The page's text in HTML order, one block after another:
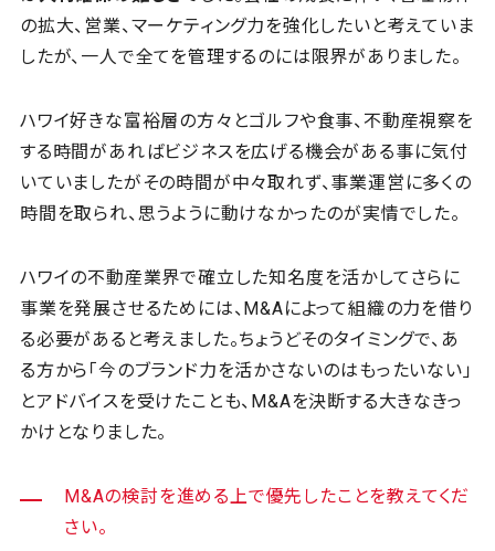
の拡大、営業、マーケティング力を強化したいと考えていま
したが、一人で全てを管理するのには限界がありました。
ハワイ好きな富裕層の方々とゴルフや食事、不動産視察を
する時間があればビジネスを広げる機会がある事に気付
いていましたがその時間が中々取れず、事業運営に多くの
時間を取られ、思うように動けなかったのが実情でした。
ハワイの不動産業界で確立した知名度を活かしてさらに
事業を発展させるためには、M&Aによって組織の力を借り
る必要があると考えました。ちょうどそのタイミングで、あ
る方から「今のブランド力を活かさないのはもったいない」
とアドバイスを受けたことも、M&Aを決断する大きなきっ
かけとなりました。
M&Aの検討を進める上で優先したことを教えてくだ
さい。